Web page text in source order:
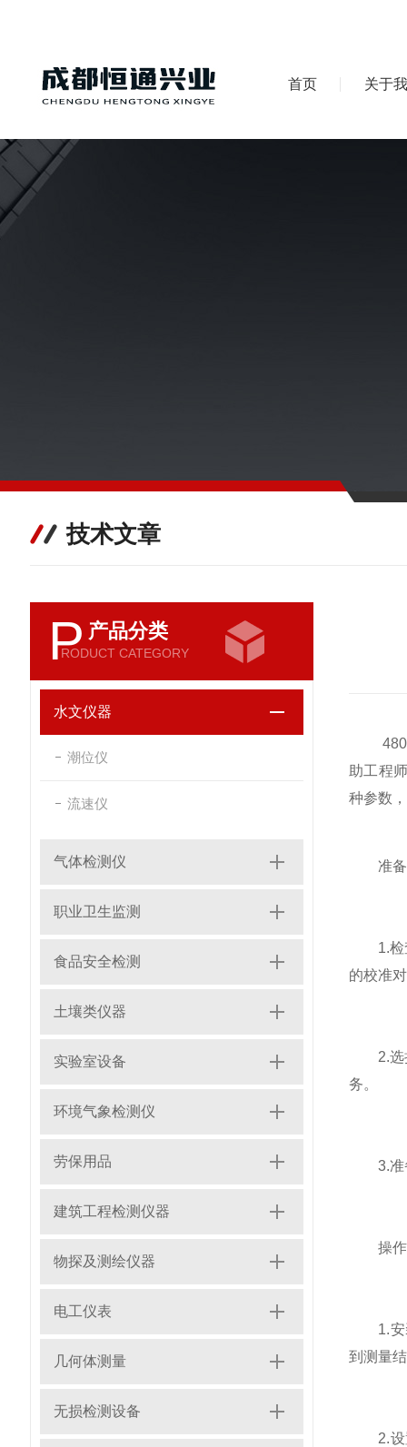
首页 关于
技术文章
P 产品分类
RODUCT CATEGORY
水文仪器
潮位仪
流速仪
气体检测仪
职业卫生监测
食品安全检测
土壤类仪器
实验室设备
环境气象检测仪
劳保用品
建筑工程检测仪器
物探及测绘仪器
电工仪表
几何体测量
无损检测设备
480A
助工程
种参数
准备
1.检查
的校准
2.选择
务。
3.准备
操作
1.安
到测量
2.设置